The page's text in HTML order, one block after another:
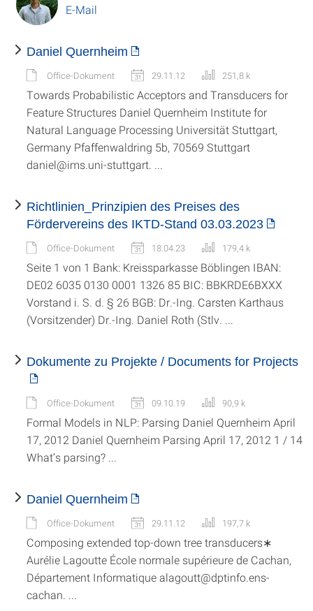
E-Mail
Daniel Quernheim
Office-Dokument 29.11.12 251,8 k
Towards Probabilistic Acceptors and Transducers for
Feature Structures Daniel Quernheim Institute for
Natural Language Processing Universität Stuttgart,
Germany Pfaffenwaldring 5b, 70569 Stuttgart
daniel@ims.uni-stuttgart. ...
Richtlinien_Prinzipien des Preises des
Fördervereins des IKTD-Stand 03.03.2023
Office-Dokument 18.04.23 179,4 k
Seite 1 von 1 Bank: Kreissparkasse Böblingen IBAN:
DE02 6035 0130 0001 1326 85 BIC: BBKRDE6BXXX
Vorstand i. S. d. § 26 BGB: Dr.-Ing. Carsten Karthaus
(Vorsitzender) Dr.-Ing. Daniel Roth (Stlv. ...
Dokumente zu Projekte / Documents for Projects
Office-Dokument 09.10.19 90,9 k
Formal Models in NLP: Parsing Daniel Quernheim April
17, 2012 Daniel Quernheim Parsing April 17, 2012 1 / 14
What’s parsing? ...
Daniel Quernheim
Office-Dokument 29.11.12 197,7 k
Composing extended top-down tree transducers∗
Aurélie Lagoutte École normale supérieure de Cachan,
Département Informatique alagoutt@dptinfo.ens-
cachan. ...